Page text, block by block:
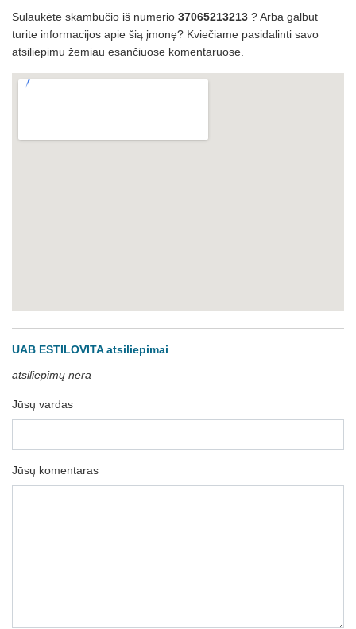
Sulaukėte skambučio iš numerio 37065213213 ? Arba galbūt
turite informacijos apie šią įmonę? Kviečiame pasidalinti savo
atsiliepimu žemiau esančiuose komentaruose.
UAB ESTILOVITA atsiliepimai
atsiliepimų nėra
Jūsų vardas
Jūsų komentaras